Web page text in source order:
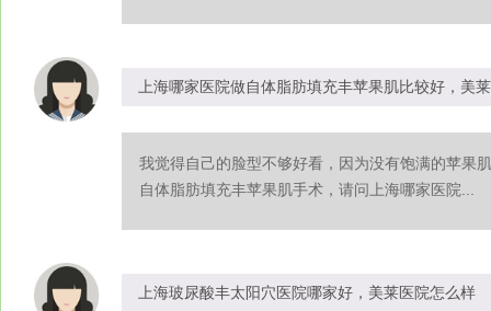
上海哪家医院做自体脂肪填充丰苹果肌比较好，美
我觉得自己的脸型不够好看，因为没有饱满的苹果
自体脂肪填充丰苹果肌手术，请问上海哪家医院...
上海玻尿酸丰太阳穴医院哪家好，美莱医院怎么样